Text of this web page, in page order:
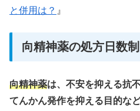
と併用は？ 』
向精神薬の処方日数制
向精神薬は、不安を抑える抗
てんかん発作を抑える目的な